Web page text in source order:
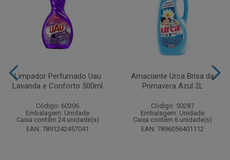
Limpador Perfumado Uau
Lavanda e Conforto 500ml
Código: 60306
Embalagem: Unidade
Caixa contém 24 unidade(s)
EAN: 7891242457041
Amaciante Urca Brisa da
Primavera Azul 2L
Código: 50287
Embalagem: Unidade
Caixa contém 6 unidade(s)
EAN: 7896056401112